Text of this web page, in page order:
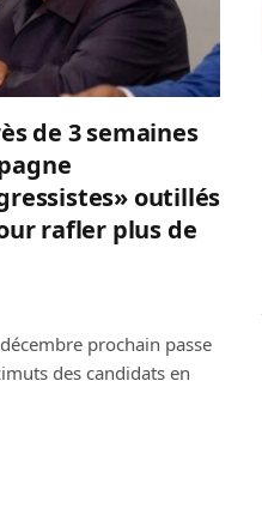
de 3 semaines
outillés
rafler plus de
prochain passe
des candidats en